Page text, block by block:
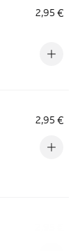
2,95 €
2,95 €